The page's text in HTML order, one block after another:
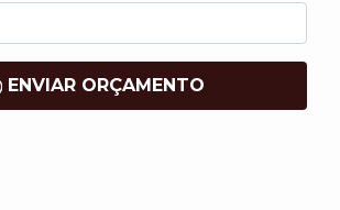
ENVIAR ORÇAMENTO